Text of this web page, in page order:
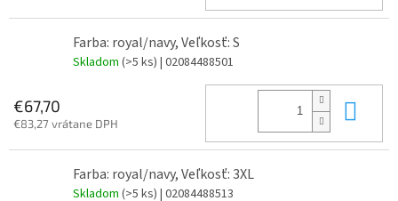
Farba: royal/navy, Veľkosť: S
Skladom (>5 ks) | 02084488501
€67,70
€83,27 vrátane DPH
Farba: royal/navy, Veľkosť: 3XL
Skladom (>5 ks) | 02084488513